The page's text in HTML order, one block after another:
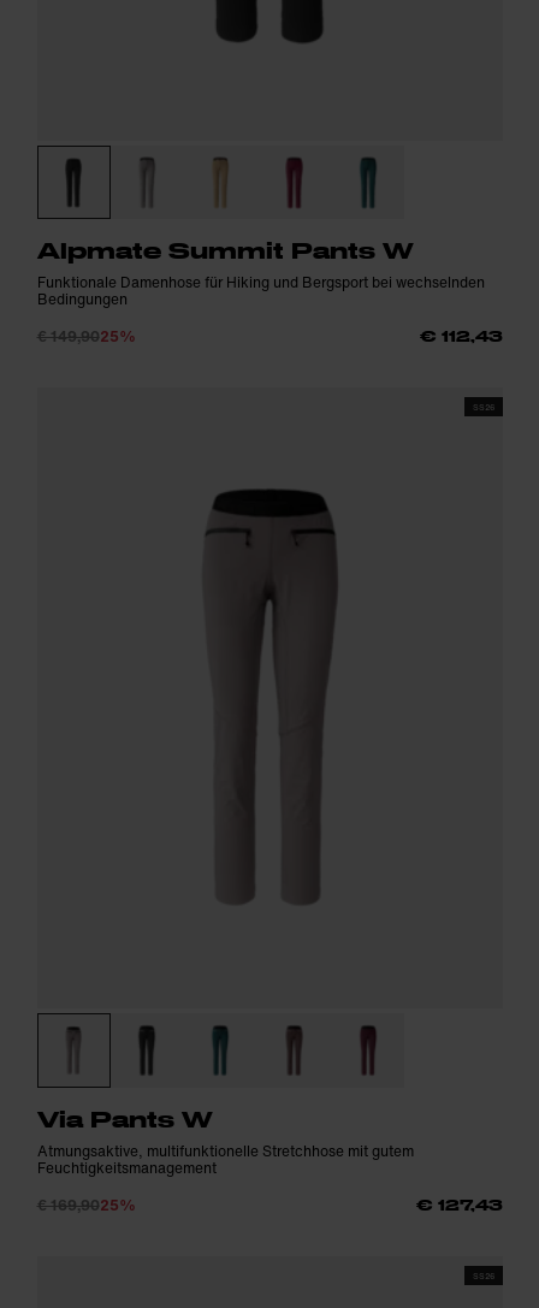
Alpmate Summit Pants W
Funktionale Damenhose für Hiking und Bergsport bei wechselnden
Bedingungen
€ 149,9025% € 112,43
SS26
Via Pants W
Atmungsaktive, multifunktionelle Stretchhose mit gutem
Feuchtigkeitsmanagement
€ 169,9025% € 127,43
SS26